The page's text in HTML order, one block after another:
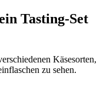
Tasting-Set